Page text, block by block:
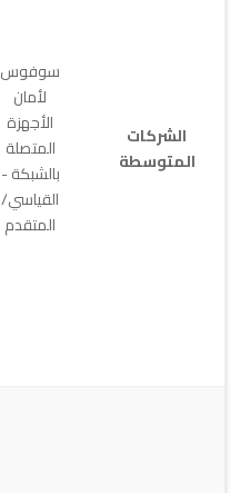
الشركات
المتوسطة
سوفوس
لأمان
الأجهزة
المتصلة
بالشبكة -
القياسي/
المتقدم